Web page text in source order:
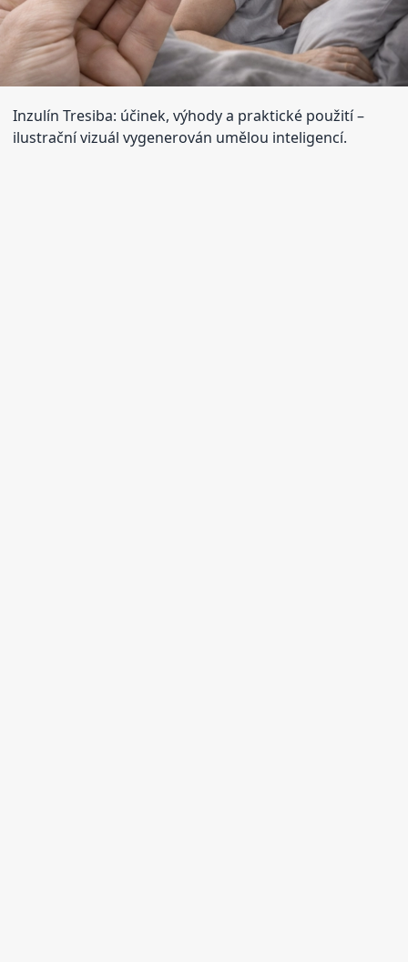
Inzulín Tresiba: účinek, výhody a praktické použití–
ilustrační vizuál vygenerován umělou inteligencí.